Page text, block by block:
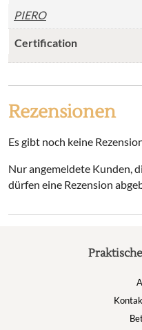
PIERO
Certification
Rezensionen
Es gibt noch keine
Nur angemeldete Kunden,
dürfen eine Rezension